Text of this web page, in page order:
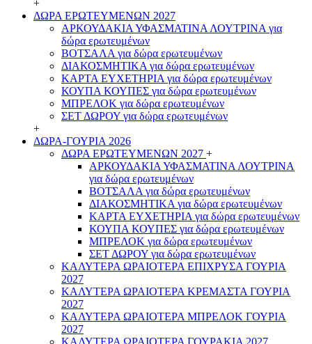
+
ΔΩΡΑ ΕΡΩΤΕΥΜΕΝΩΝ 2027
ΑΡΚΟΥΔΑΚΙΑ ΥΦΑΣΜΑΤΙΝΑ ΛΟΥΤΡΙΝΑ για
δώρα ερωτευμένων
ΒΟΤΣΑΛΑ για δώρα ερωτευμένων
ΔΙΑΚΟΣΜΗΤΙΚΑ για δώρα ερωτευμένων
ΚΑΡΤΑ ΕΥΧΕΤΗΡΙΑ για δώρα ερωτευμένων
ΚΟΥΠΑ ΚΟΥΠΕΣ για δώρα ερωτευμένων
ΜΠΡΕΛΟΚ για δώρα ερωτευμένων
ΣΕΤ ΔΩΡΟΥ για δώρα ερωτευμένων
+
ΔΩΡΑ-ΓΟΥΡΙΑ 2026
ΔΩΡΑ ΕΡΩΤΕΥΜΕΝΩΝ 2027 +
ΑΡΚΟΥΔΑΚΙΑ ΥΦΑΣΜΑΤΙΝΑ ΛΟΥΤΡΙΝΑ
για δώρα ερωτευμένων
ΒΟΤΣΑΛΑ για δώρα ερωτευμένων
ΔΙΑΚΟΣΜΗΤΙΚΑ για δώρα ερωτευμένων
ΚΑΡΤΑ ΕΥΧΕΤΗΡΙΑ για δώρα ερωτευμένων
ΚΟΥΠΑ ΚΟΥΠΕΣ για δώρα ερωτευμένων
ΜΠΡΕΛΟΚ για δώρα ερωτευμένων
ΣΕΤ ΔΩΡΟΥ για δώρα ερωτευμένων
ΚΑΛΥΤΕΡΑ ΩΡΑΙΟΤΕΡΑ ΕΠΙΧΡΥΣΑ ΓΟΥΡΙΑ
2027
ΚΑΛΥΤΕΡΑ ΩΡΑΙΟΤΕΡΑ ΚΡΕΜΑΣΤΑ ΓΟΥΡΙΑ
2027
ΚΑΛΥΤΕΡΑ ΩΡΑΙΟΤΕΡΑ ΜΠΡΕΛΟΚ ΓΟΥΡΙΑ
2027
ΚΑΛΥΤΕΡΑ ΩΡΑΙΟΤΕΡΑ ΓΟΥΡΑΚΙΑ 2027